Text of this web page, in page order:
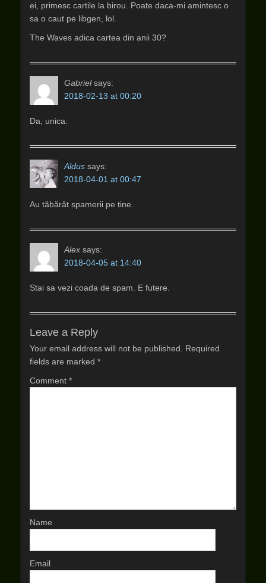
ei, primesc cartile la birou. Poate daca-mi amintesc o
sa o caut pe libgen, lol.
The Waves adica cartea din anii 30?
Gabriel says:
2018-02-13 at 00:20
Da, unica.
Aldus says:
2018-04-01 at 00:47
Au tăbărât spamerii pe tine.
Alex says:
2018-04-05 at 14:40
Stai sa vezi coada de spam. E futere.
Leave a Reply
Your email address will not be published.
Required
fields are marked *
Comment *
Name
Email